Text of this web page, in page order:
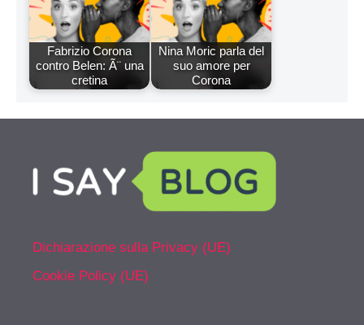
Fabrizio Corona
contro Belen: Ã¨ una
cretina
Nina Moric parla del
suo amore per
Corona
Dichiarazione sulla Privacy (UE)
Cookie Policy (UE)